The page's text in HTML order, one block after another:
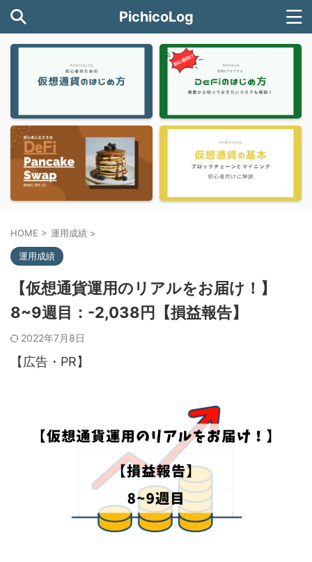
PichicoLog
HOME > 運用成績 >
運用成績
【仮想通貨運用のリアルをお届け！】
8~9週目：-2,038円【損益報告】
2022年7月8日
【広告・PR】